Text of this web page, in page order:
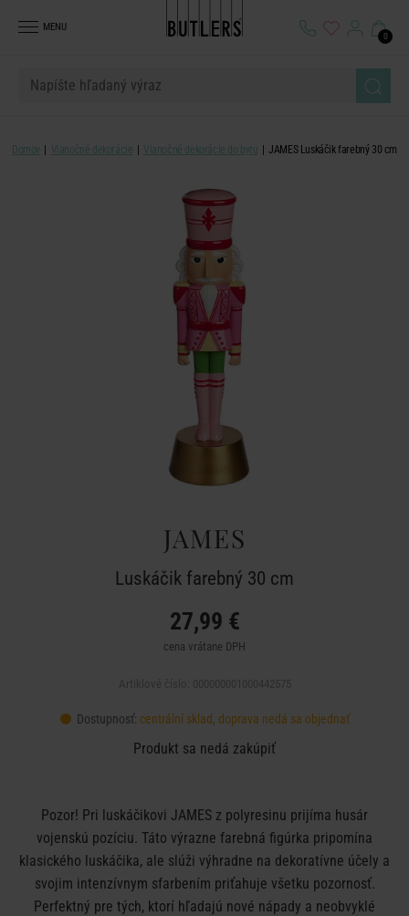
MENU
0
Domov Vianočné dekorácie Vianočné dekorácie do bytu JAMES Luskáčik farebný 30 cm
JAMES
Luskáčik farebný 30 cm
27,99 €
cena vrátane DPH
Dostupnosť: centrální sklad, doprava nedá sa objednať
Produkt sa nedá zakúpiť
Pozor! Pri luskáčikovi JAMES z polyresinu prijíma husár
vojenskú pozíciu. Táto výrazne farebná figúrka pripomína
klasického luskáčika, ale slúži výhradne na dekoratívne účely a
svojim intenzívnym sfarbením priťahuje všetku pozornosť.
Perfektný pre tých, ktorí hľadajú nové nápady a neobvyklé